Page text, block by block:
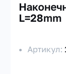
L=28mm
Артикул: